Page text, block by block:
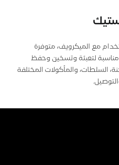
مع الميكرويف، متوفرة
لتعبئة وتسخين وحفظ
السلطات، والمأكولات المختلفة